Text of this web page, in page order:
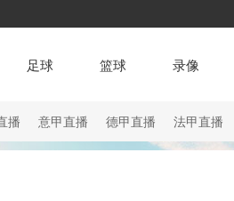
足球 篮球 录像
播 意甲直播 德甲直播 法甲直播